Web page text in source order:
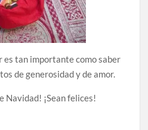
es tan importante como saber
de generosidad y de amor.
Navidad! ¡Sean felices!